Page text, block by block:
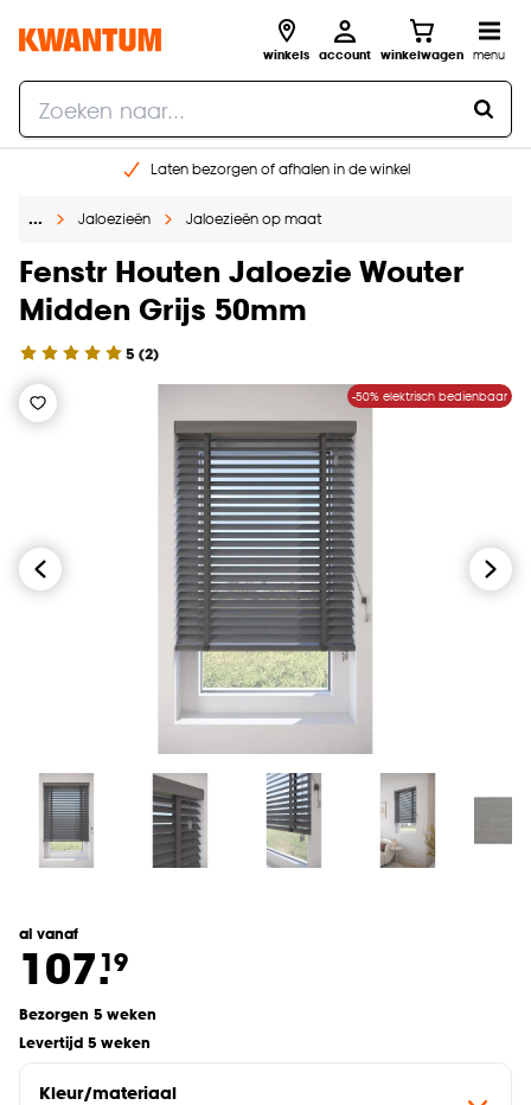
winkels account winkelwagen menu
Laten bezorgen of afhalen in de winkel
Gratis raam advies en inmeten aan huis
… Jaloezieën Jaloezieën op maat
Fenstr Houten Jaloezie Wouter
Midden Grijs 50mm
5 (2)
-50% elektrisch bedienbaar
al vanaf
107.19
Bezorgen 5 weken
Levertijd 5 weken
Kleur/materiaal